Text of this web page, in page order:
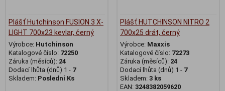
Plášť Hutchinson FUSION 3 X-
LIGHT 700x23 kevlar, černý
Výrobce: Hutchinson
Katalogové číslo: 72250
Záruka (měsíců): 24
Dodací lhůta (dnů) 1 - 7
Skladem: Poslední Ks
Plášť HUTCHINSON NITRO 2
700x25 drát, černý
Výrobce: Maxxis
Katalogové číslo: 72273
Záruka (měsíců): 24
Dodací lhůta (dnů) 1 - 7
Skladem: 3 ks
EAN: 3248382059620